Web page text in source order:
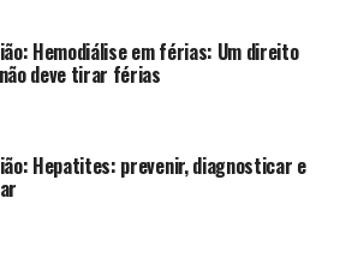
Hemodiálise em férias: Um direito
deve tirar férias
Hepatites: prevenir, diagnosticar e